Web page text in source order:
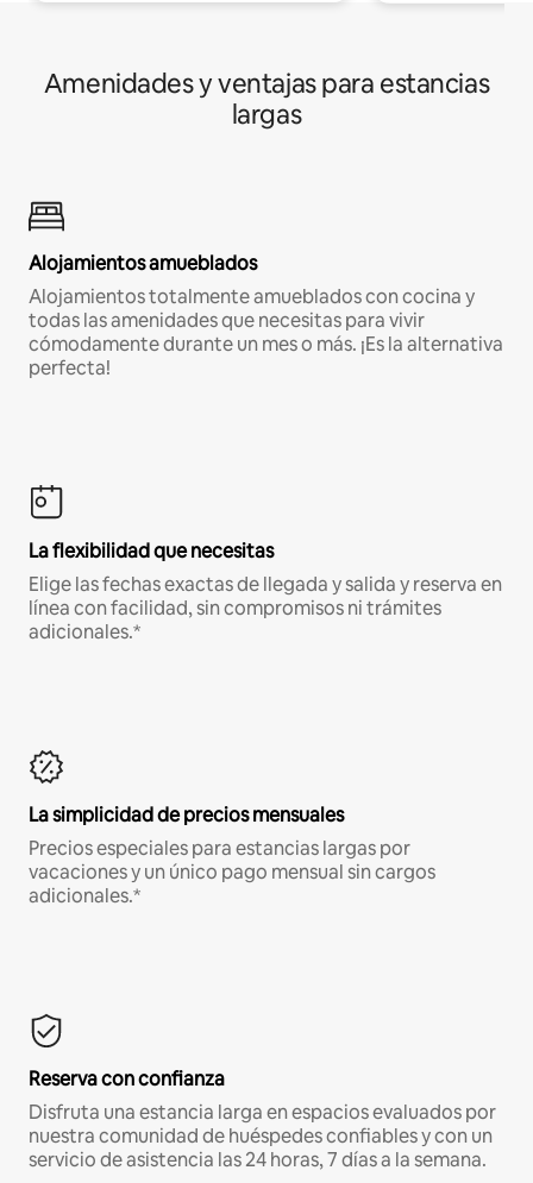
Amenidades y ventajas para estancias
largas
Alojamientos amueblados
Alojamientos totalmente amueblados con cocina y
todas las amenidades que necesitas para vivir
cómodamente durante un mes o más. ¡Es la alternativa
perfecta!
La flexibilidad que necesitas
Elige las fechas exactas de llegada y salida y reserva en
línea con facilidad, sin compromisos ni trámites
adicionales.*
La simplicidad de precios mensuales
Precios especiales para estancias largas por
vacaciones y un único pago mensual sin cargos
adicionales.*
Reserva con confianza
Disfruta una estancia larga en espacios evaluados por
nuestra comunidad de huéspedes confiables y con un
servicio de asistencia las 24 horas, 7 días a la semana.